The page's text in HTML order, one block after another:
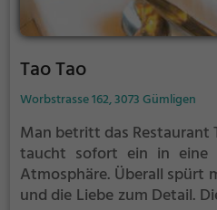
Tao Tao
Worbstrasse 162, 3073 Gümligen
Man betritt das Restaurant
taucht sofort ein in eine
Atmosphäre. Überall spürt
und die Liebe zum Detail.